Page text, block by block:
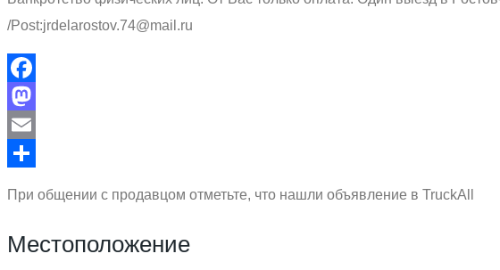
/Post:jrdelarostov.74@mail.ru
Facebook
Mastodon
Email
При общении с продавцом отметьте, что нашли объявление в TruckAll
Местоположение